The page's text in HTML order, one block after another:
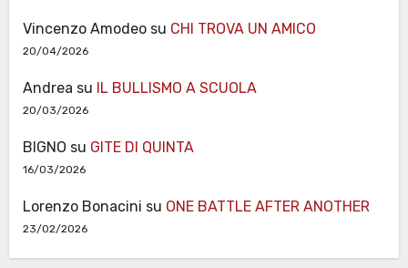
Vincenzo Amodeosu CHI TROVA UN AMICO
20/04/2026
Andrea su IL BULLISMO A SCUOLA
20/03/2026
BIGNO su GITE DI QUINTA
16/03/2026
Lorenzo Bonacini su ONE BATTLE AFTER ANOTHER
23/02/2026